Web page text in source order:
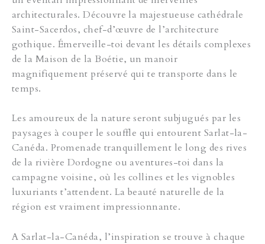
architecturales. Découvre la majestueuse cathédrale
Saint-Sacerdos, chef-d’œuvre de l’architecture
gothique. Émerveille-toi devant les détails complexes
de la Maison de la Boétie, un manoir
magnifiquement préservé qui te transporte dans le
temps.
Les amoureux de la nature seront subjugués par les
paysages à couper le souffle qui entourent Sarlat-la-
Canéda. Promenade tranquillement le long des rives
de la rivière Dordogne ou aventures-toi dans la
campagne voisine, où les collines et les vignobles
luxuriants t’attendent. La beauté naturelle de la
région est vraiment impressionnante.
A Sarlat-la-Canéda, l’inspiration se trouve à chaque